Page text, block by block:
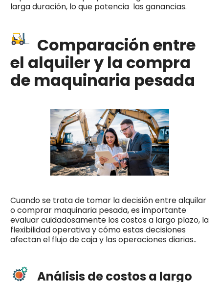
larga duración, lo que potencia las ganancias.
Comparación entre
el alquiler y la compra
de maquinaria pesada
Cuando se trata de tomar la decisión entre alquilar
o comprar maquinaria pesada, es importante
evaluar cuidadosamente los costos a largo plazo, la
flexibilidad operativa y cómo estas decisiones
afectan el flujo de caja y las operaciones diarias..
Análisis de costos a largo